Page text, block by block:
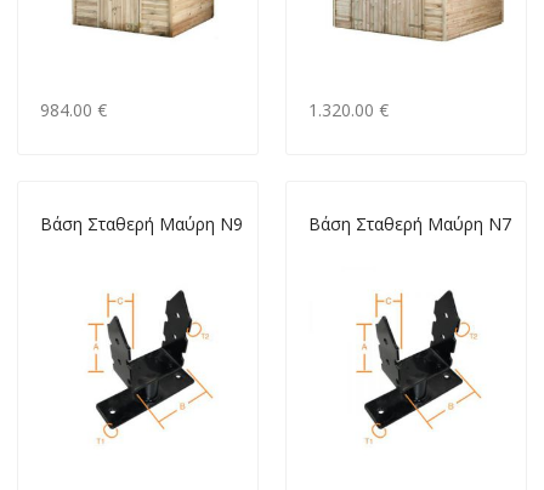
984.00 € 1.320.00 €
Bάση Σταθερή Mαύρη N9 Bάση Σταθερή Μαύρη N7